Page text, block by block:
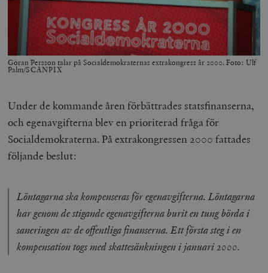
Göran Persson talar på Socialdemokraternas extrakongress år 2000. Foto: Ulf
Palm/SCANPIX
Under de kommande åren förbättrades statsfinanserna,
och egenavgifterna blev en prioriterad fråga för
Socialdemokraterna. På extrakongressen 2000 fattades
följande beslut:
Löntagarna ska kompenseras för egenavgifterna. Löntagarna
har genom de stigande egenavgifterna burit en tung börda i
saneringen av de offentliga finanserna. Ett första steg i en
kompensation togs med skattesänkningen i januari 2000.